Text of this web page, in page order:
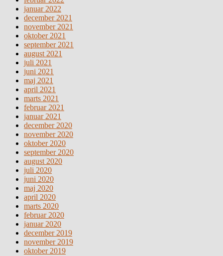
januar 2022
december 2021
november 2021
oktober 2021
september 2021
august 2021
juli 2021
juni 2021
maj 2021
april 2021
marts 2021
februar 2021
januar 2021
december 2020
november 2020
oktober 2020
september 2020
august 2020
juli 2020
juni 2020
maj 2020
april 2020
marts 2020
februar 2020
januar 2020
december 2019
november 2019
oktober 2019